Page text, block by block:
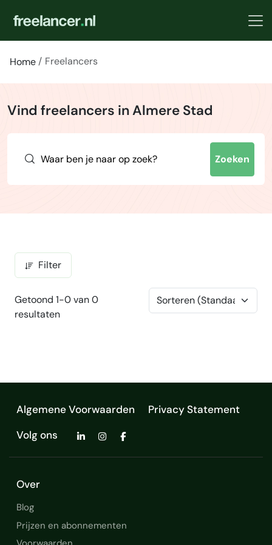
Home Freelancers
Vind freelancers in Almere Stad
Zoeken
Filter
Getoond 1-0 van 0
resultaten
Algemene Voorwaarden
Privacy Statement
Volg ons
Over
Blog
Prijzen en abonnementen